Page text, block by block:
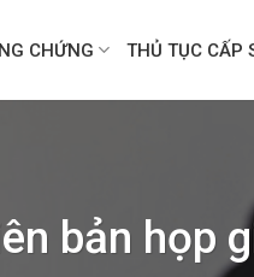
CHỨNG THỦ TỤC CẤP
bản họp